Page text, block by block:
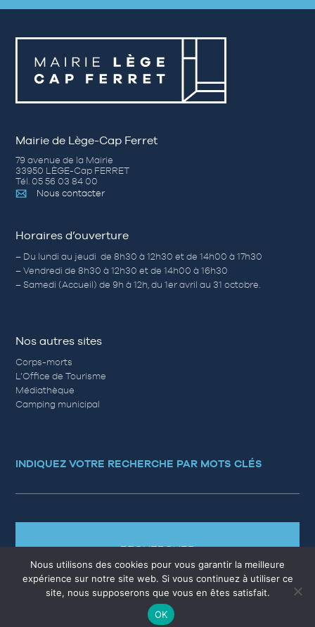
Mairie de Lège-Cap Ferret
79 avenue de la Mairie
33950 LÈGE-Cap FERRET
Tél. 05 56 03 84 00
Nous contacter
Horaires d’ouverture
– Du lundi au jeudi de 8h30 à 12h30 et de 14h00 à 17h30
– Vendredi de 8h30 à 12h30 et de 14h00 à 16h30
– Samedi (Accueil) de 9h à 12h, du 1er avril au 31 octobre.
Nos autres sites
Corps-morts
L’Office de Tourisme
Médiathèque
Camping municipal
INDIQUEZ VOTRE RECHERCHE PAR MOTS CLÉS
RECHERCHER
QUESTIONS RÉPONSES
Nous utilisons des cookies pour vous garantir la meilleure
expérience sur notre site web. Si vous continuez à utiliser ce
site, nous supposerons que vous en êtes satisfait.
OK